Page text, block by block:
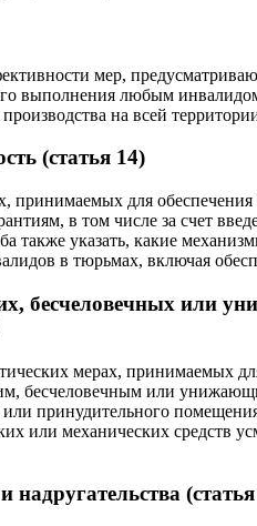
мер,
выполнения любым
на всей
(статья 14)
принимаемых для
в том числе за cчет
также указать, какие
в тюрьмах, включая
бесчеловечных или
мерах, принимаемых
бесчеловечным или
принудительного
или механических средств
надругательства